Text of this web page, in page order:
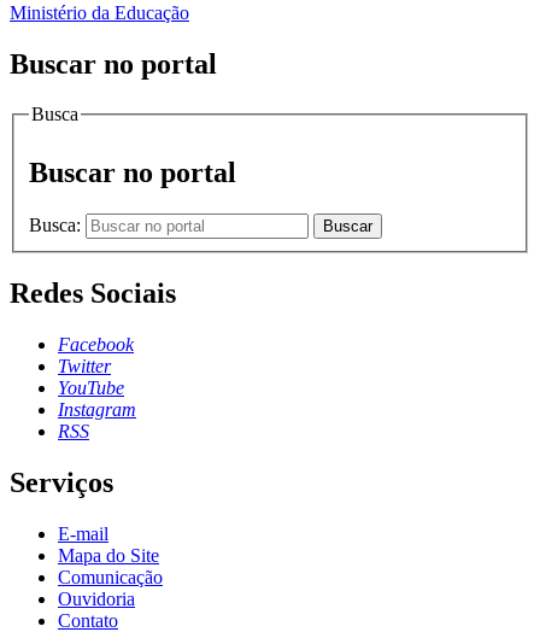
Ministério da Educação
Buscar no portal
Busca
Buscar no portal
Busca: Buscar
Redes Sociais
Facebook
Twitter
YouTube
Instagram
RSS
Serviços
E-mail
Mapa do Site
Comunicação
Ouvidoria
Contato